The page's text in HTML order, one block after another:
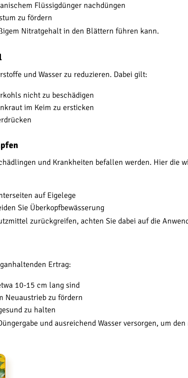
Flüssigdünger nachdüngen
zu fördern
Nitratgehalt in den Blättern führen kann.
und Wasser zu reduzieren. Dabei gilt:
nicht zu beschädigen
im Keim zu ersticken
und Krankheiten befallen werden. Hier die
auf Eigelege
Sie Überkopfbewässerung
zurückgreifen, achten Sie dabei auf die
Ertrag:
10-15 cm lang sind
Neuaustrieb zu fördern
zu halten
und ausreichend Wasser versorgen, um